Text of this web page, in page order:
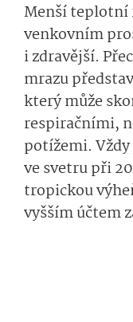
Menší teplotní
venkovním
i zdravější.
mrazu
který může
respiračními,
potížemi.
ve svetru při
tropickou
vyšším účtem